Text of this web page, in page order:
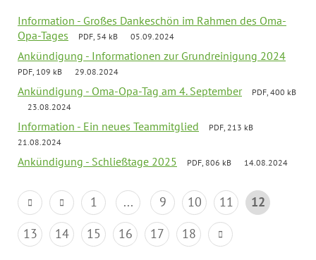
Information - Großes Dankeschön im Rahmen des Oma-
Opa-Tages
PDF, 54 kB 05.09.2024
Ankündigung - Informationen zur Grundreinigung 2024
PDF, 109 kB 29.08.2024
Ankündigung - Oma-Opa-Tag am 4. September
PDF, 400 kB
23.08.2024
Information - Ein neues Teammitglied
PDF, 213 kB
21.08.2024
Ankündigung - Schließtage 2025 PDF, 806 kB 14.08.2024
1 ... 9 10 11
12
13
14 15 16 17 18